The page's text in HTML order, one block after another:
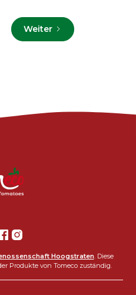
Weiter
Hoogstraten. Diese
Produkte von Tomeco zuständig.